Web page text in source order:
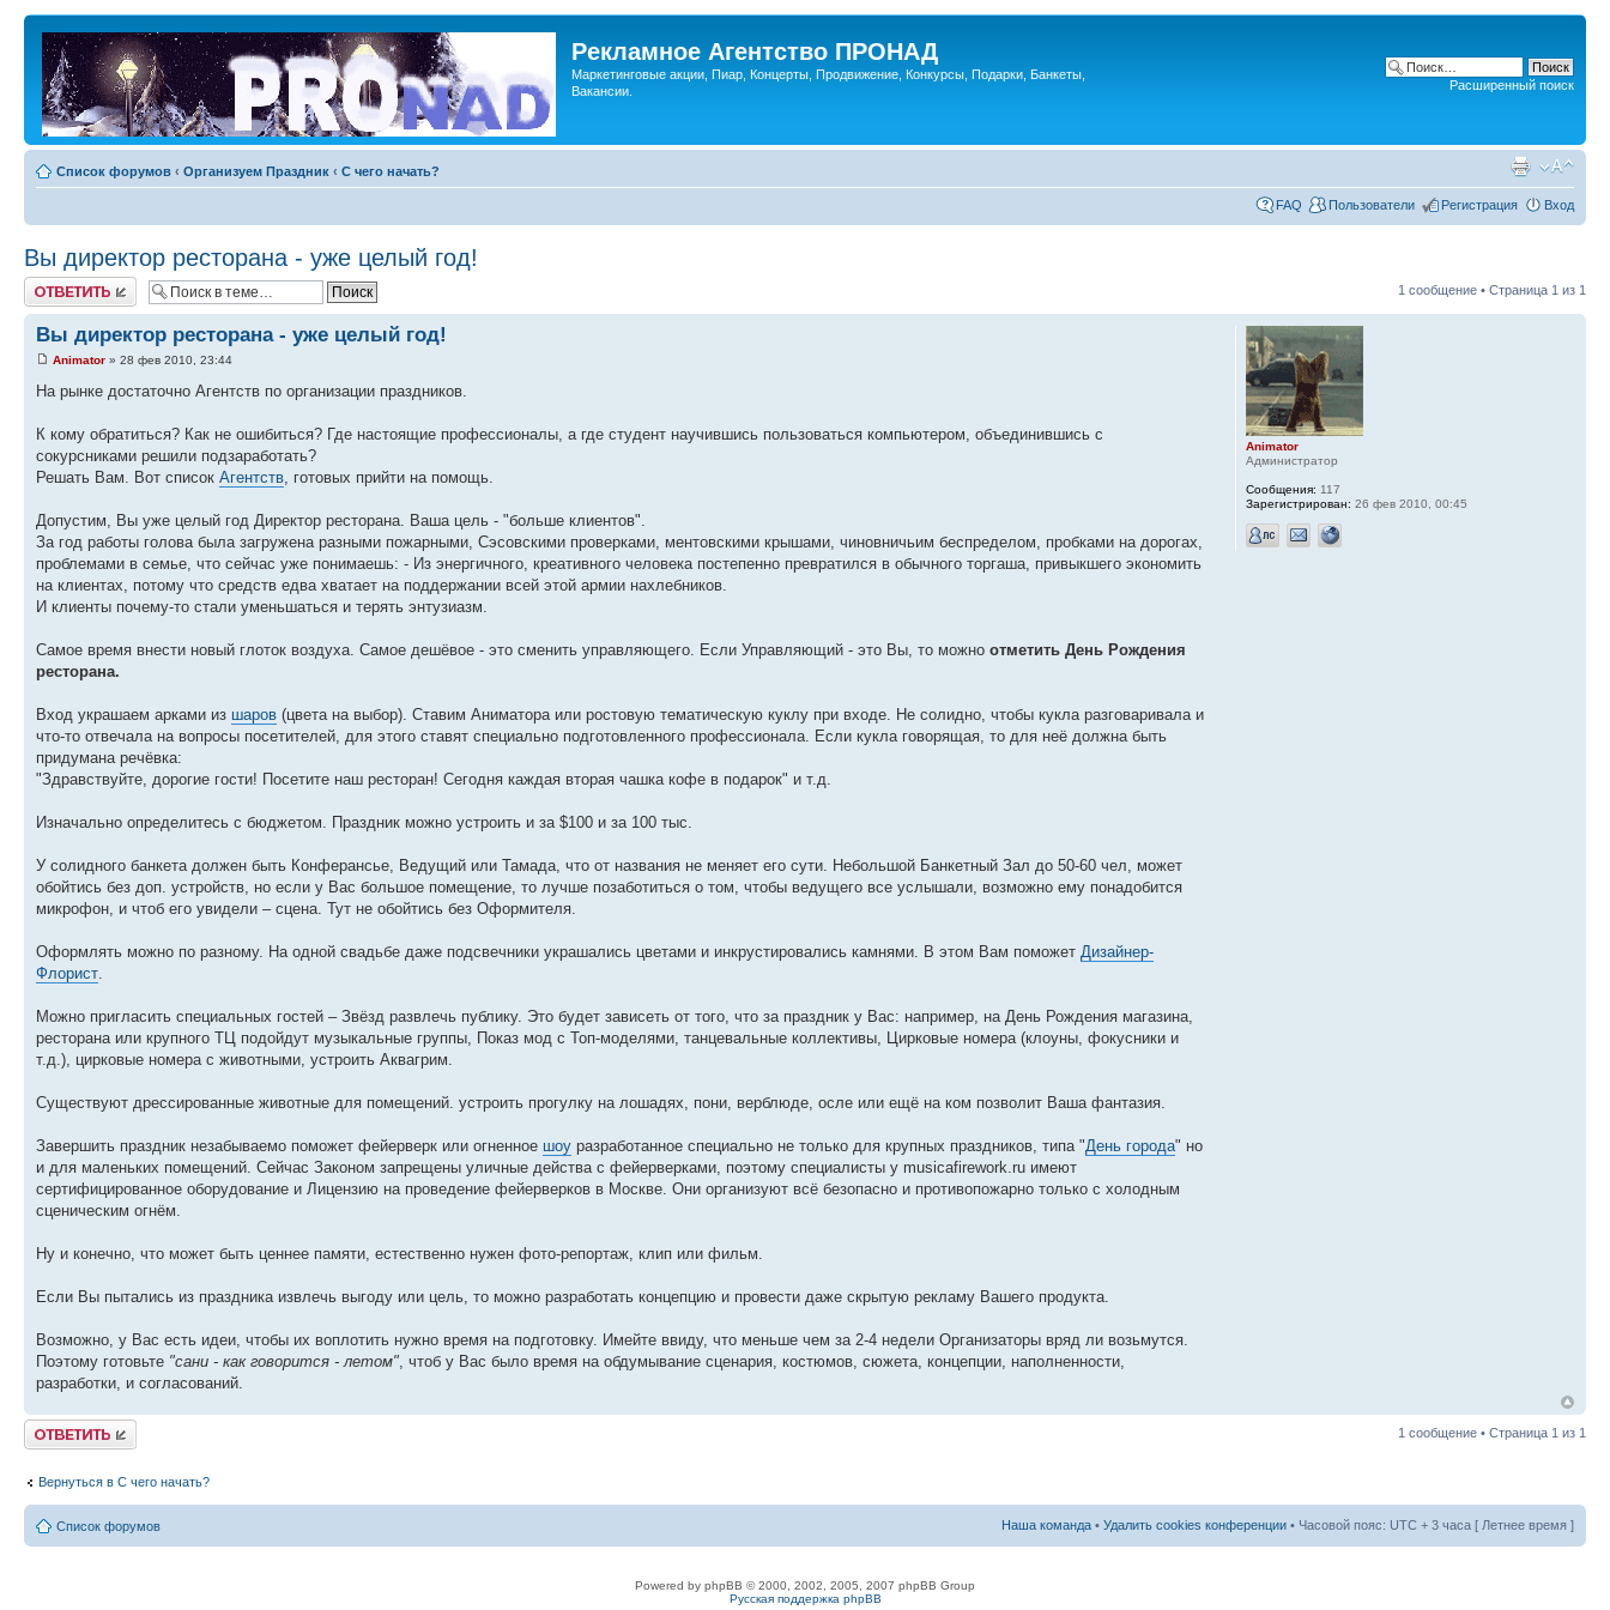
Рекламное Агентство ПРОНАД
Маркетинговые акции, Пиар, Концерты, Продвижение, Конкурсы, Подарки, Банкеты,
Вакансии.
Расширенный поиск
Список форумов ‹ Организуем Праздник ‹ С чего начать?
FAQ Пользователи Регистрация Вход
Вы директор ресторана - уже целый год!
Ответить 1 сообщение • Страница 1 из 1
Вы директор ресторана - уже целый год!
Animator » 28 фев 2010, 23:44
На рынке достаточно Агентств по организации праздников.
К кому обратиться? Как не ошибиться? Где настоящие профессионалы, а где студент научившись пользоваться компьютером, объединившись с
сокурсниками решили подзаработать?
Решать Вам. Вот список Агентств, готовых прийти на помощь.
Допустим, Вы уже целый год Директор ресторана. Ваша цель - "больше клиентов".
За год работы голова была загружена разными пожарными, Сэсовскими проверками, ментовскими крышами, чиновничьим беспределом, пробками на дорогах,
проблемами в семье, что сейчас уже понимаешь: - Из энергичного, креативного человека постепенно превратился в обычного торгаша, привыкшего экономить
на клиентах, потому что средств едва хватает на поддержании всей этой армии нахлебников.
И клиенты почему-то стали уменьшаться и терять энтузиазм.
Самое время внести новый глоток воздуха. Самое дешёвое - это сменить управляющего. Если Управляющий - это Вы, то можно отметить День Рождения
ресторана.
Вход украшаем арками из шаров (цвета на выбор). Ставим Аниматора или ростовую тематическую куклу при входе. Не солидно, чтобы кукла разговаривала и
что-то отвечала на вопросы посетителей, для этого ставят специально подготовленного профессионала. Если кукла говорящая, то для неё должна быть
придумана речёвка:
"Здравствуйте, дорогие гости! Посетите наш ресторан! Сегодня каждая вторая чашка кофе в подарок" и т.д.
Изначально определитесь с бюджетом. Праздник можно устроить и за $100 и за 100 тыс.
У солидного банкета должен быть Конферансье, Ведущий или Тамада, что от названия не меняет его сути. Небольшой Банкетный Зал до 50-60 чел, может
обойтись без доп. устройств, но если у Вас большое помещение, то лучше позаботиться о том, чтобы ведущего все услышали, возможно ему понадобится
микрофон, и чтоб его увидели – сцена. Тут не обойтись без Оформителя.
Оформлять можно по разному. На одной свадьбе даже подсвечники украшались цветами и инкрустировались камнями. В этом Вам поможет Дизайнер-
Флорист.
Можно пригласить специальных гостей – Звёзд развлечь публику. Это будет зависеть от того, что за праздник у Вас: например, на День Рождения магазина,
ресторана или крупного ТЦ подойдут музыкальные группы, Показ мод с Топ-моделями, танцевальные коллективы, Цирковые номера (клоуны, фокусники и
т.д.), цирковые номера с животными, устроить Аквагрим.
Существуют дрессированные животные для помещений. устроить прогулку на лошадях, пони, верблюде, осле или ещё на ком позволит Ваша фантазия.
Завершить праздник незабываемо поможет фейерверк или огненное шоу разработанное специально не только для крупных праздников, типа "День города" но
и для маленьких помещений. Сейчас Законом запрещены уличные действа с фейерверками, поэтому специалисты у musicafirework.ru имеют
сертифицированное оборудование и Лицензию на проведение фейерверков в Москве. Они организуют всё безопасно и противопожарно только с холодным
сценическим огнём.
Ну и конечно, что может быть ценнее памяти, естественно нужен фото-репортаж, клип или фильм.
Если Вы пытались из праздника извлечь выгоду или цель, то можно разработать концепцию и провести даже скрытую рекламу Вашего продукта.
Возможно, у Вас есть идеи, чтобы их воплотить нужно время на подготовку. Имейте ввиду, что меньше чем за 2-4 недели Организаторы вряд ли возьмутся.
Поэтому готовьте "сани - как говорится - летом", чтоб у Вас было время на обдумывание сценария, костюмов, сюжета, концепции, наполненности,
разработки, и согласований.
Animator
Администратор
Сообщения: 117
Зарегистрирован: 26 фев 2010, 00:45
Ответить 1 сообщение • Страница 1 из 1
Вернуться в С чего начать?
Список форумов Наша команда • Удалить cookies конференции • Часовой пояс: UTC + 3 часа [ Летнее время ]
Powered by phpBB © 2000, 2002, 2005, 2007 phpBB Group
Русская поддержка phpBB